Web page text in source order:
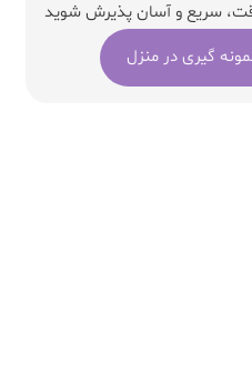
سریع و آسان پذیرش شوید
گیری در منزل